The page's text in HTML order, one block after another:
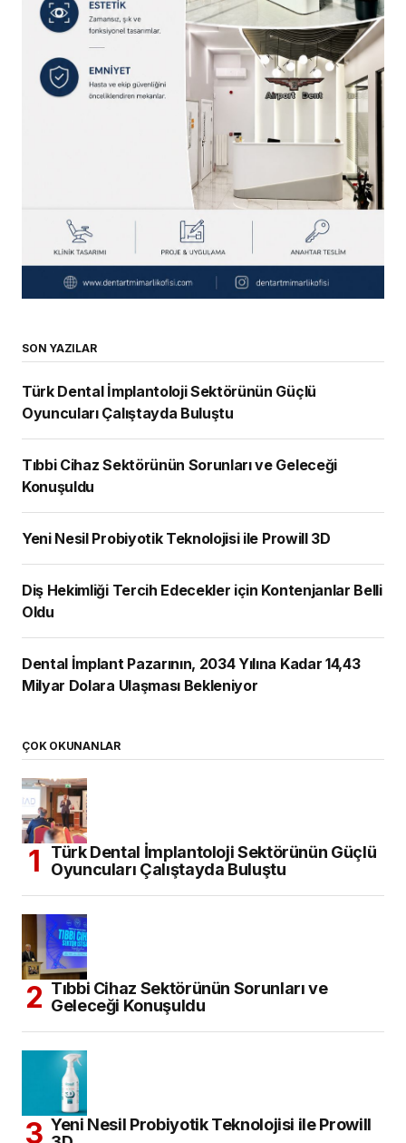
SON YAZILAR
Türk Dental İmplantoloji Sektörünün Güçlü
Oyuncuları Çalıştayda Buluştu
Tıbbi Cihaz Sektörünün Sorunları ve Geleceği
Konuşuldu
Yeni Nesil Probiyotik Teknolojisi ile Prowill 3D
Diş Hekimliği Tercih Edecekler için Kontenjanlar Belli
Oldu
Dental İmplant Pazarının, 2034 Yılına Kadar 14,43
Milyar Dolara Ulaşması Bekleniyor
ÇOK OKUNANLAR
Türk Dental İmplantoloji Sektörünün Güçlü
Oyuncuları Çalıştayda Buluştu
Tıbbi Cihaz Sektörünün Sorunları ve
Geleceği Konuşuldu
Yeni Nesil Probiyotik Teknolojisi ile Prowill